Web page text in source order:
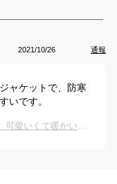
2021/10/26 通報
ャケットで、防寒
いです。
【小学生女の子向けキッズダウンコート】可愛いくて暖かいおすすめアウトドアブランドは？